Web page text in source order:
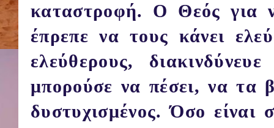
καταστροφή. Ο Θεός για
έπρεπε να τους κάνει
ελεύθερους,
μπορούσε να πέσει, να τα
δυστυχισμένος. Όσο